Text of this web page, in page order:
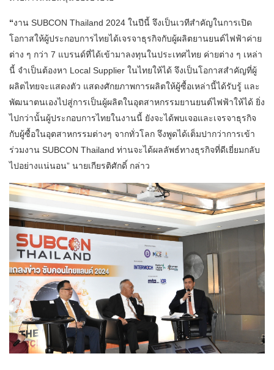
“งาน SUBCON Thailand 2024 ในปีนี้ จึงเป็นเวทีสำคัญในการเปิด
โอกาสให้ผู้ประกอบการไทยได้เจรจาธุรกิจกับผู้ผลิตยานยนต์ไฟฟ้าค่าย
ต่าง ๆ กว่า 7 แบรนด์ที่ได้เข้ามาลงทุนในประเทศไทย ค่ายต่าง ๆ เหล่า
นี้ จำเป็นต้องหา Local Supplier ในไทยให้ได้ จึงเป็นโอกาสสำคัญที่ผู้
ผลิตไทยจะแสดงตัว แสดงศักยภาพการผลิตให้ผู้ซื้อเหล่านี้ได้รับรู้ และ
พัฒนาตนเองไปสู่การเป็นผู้ผลิตในอุตสาหกรรมยานยนต์ไฟฟ้าให้ได้ ยิ่ง
ไปกว่านั้นผู้ประกอบการไทยในงานนี้ ยังจะได้พบเจอและเจรจาธุรกิจ
กับผู้ซื้อในอุตสาหกรรมต่างๆ จากทั่วโลก จึงพูดได้เต็มปากว่าการเข้า
ร่วมงาน SUBCON Thailand ท่านจะได้ผลลัพธ์ทางธุรกิจที่ดีเยี่ยมกลับ
ไปอย่างแน่นอน” นายเกียรติศักดิ์ กล่าว